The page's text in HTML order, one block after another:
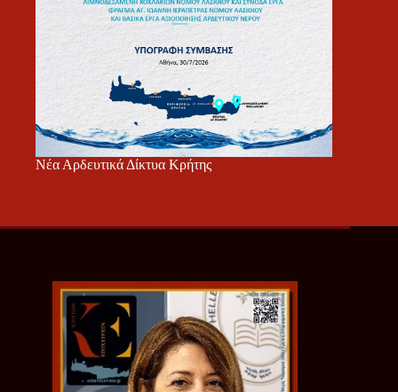
Νέα Αρδευτικά Δίκτυα Κρήτης